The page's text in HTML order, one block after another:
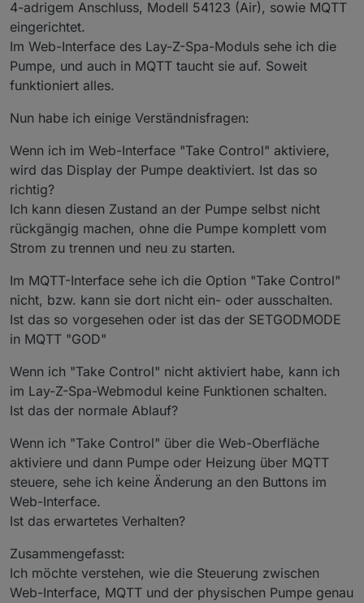
Projekt und bedanke mich bei euch allen für die
meine Platine jetzt da so lose im Pumpen Gehäuse
rumfliegt.
LG EDSTOBI
4-adrigem Anschluss, Modell 54123 (Air), sowie MQTT
eingerichtet.
Im Web-Interface des Lay-Z-Spa-Moduls sehe ich die
Pumpe, und auch in MQTT taucht sie auf. Soweit
funktioniert alles.
Nun habe ich einige Verständnisfragen:
Wenn ich im Web-Interface "Take Control" aktiviere,
wird das Display der Pumpe deaktiviert. Ist das so
richtig?
Ich kann diesen Zustand an der Pumpe selbst nicht
rückgängig machen, ohne die Pumpe komplett vom
Strom zu trennen und neu zu starten.
Im MQTT-Interface sehe ich die Option "Take Control"
nicht, bzw. kann sie dort nicht ein- oder ausschalten.
Ist das so vorgesehen oder ist das der SETGODMODE
in MQTT "GOD"
Wenn ich "Take Control" nicht aktiviert habe, kann ich
im Lay-Z-Spa-Webmodul keine Funktionen schalten.
Ist das der normale Ablauf?
Wenn ich "Take Control" über die Web-Oberfläche
aktiviere und dann Pumpe oder Heizung über MQTT
steuere, sehe ich keine Änderung an den Buttons im
Web-Interface.
Ist das erwartetes Verhalten?
Zusammengefasst:
Ich möchte verstehen, wie die Steuerung zwischen
Web-Interface, MQTT und der physischen Pumpe genau